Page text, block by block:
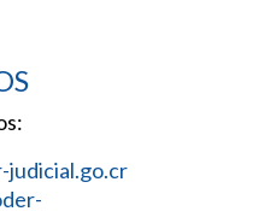
judicial.go.cr